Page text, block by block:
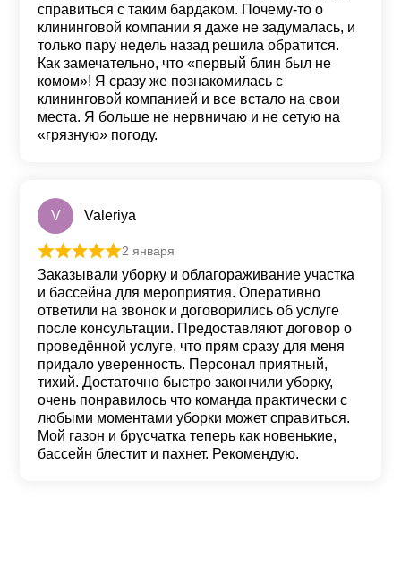
справиться с таким бардаком. Почему-то о
клининговой компании я даже не задумалась, и
только пару недель назад решила обратится.
Как замечательно, что «первый блин был не
комом»! Я сразу же познакомилась с
клининговой компанией и все встало на свои
места. Я больше не нервничаю и не сетую на
«грязную» погоду.
V Valeriya
Оценка из 5
2 января
Заказывали уборку и облагораживание участка
и бассейна для мероприятия. Оперативно
ответили на звонок и договорились об услуге
после консультации. Предоставляют договор о
проведённой услуге, что прям сразу для меня
придало уверенность. Персонал приятный,
тихий. Достаточно быстро закончили уборку,
очень понравилось что команда практически с
любыми моментами уборки может справиться.
Мой газон и брусчатка теперь как новенькие,
бассейн блестит и пахнет. Рекомендую.